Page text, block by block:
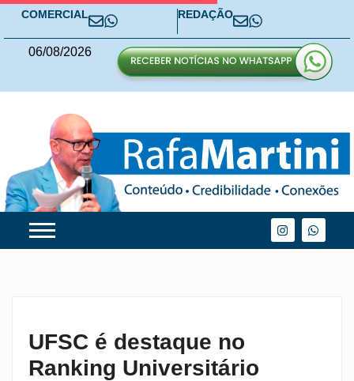
COMERCIAL REDAÇÃO
06/08/2026
UFSC é destaque no
Ranking Universitário